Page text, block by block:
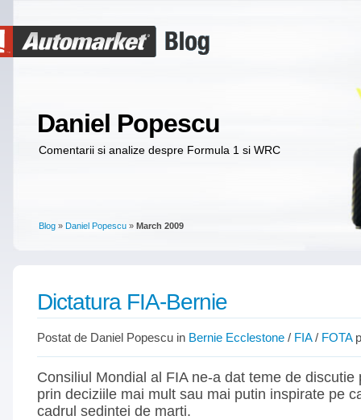
Daniel Popescu
Comentarii si analize despre Formula 1 si WRC
Blog » Daniel Popescu » March 2009
Dictatura FIA-Bernie
Postat de Daniel Popescu in Bernie Ecclestone / FIA/ FOTA
Consiliul Mondial al FIA ne-a dat teme de discutie
prin deciziile mai mult sau mai putin inspirate pe
cadrul sedintei de marti.